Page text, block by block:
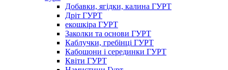
Добавки, ягідки, калина ГУРТ
Дріт ГУРТ
екошкіра ГУРТ
Заколки та основи ГУРТ
Каблучки, гребінці ГУРТ
Кабошони і серединки ГУРТ
Квіти ГУРТ